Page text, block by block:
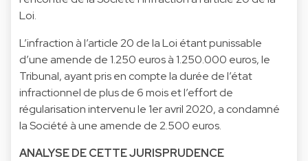
Loi.
L’infraction à l’article 20 de la Loi étant punissable
d’une amende de 1.250 euros à 1.250.000 euros, le
Tribunal, ayant pris en compte la durée de l’état
infractionnel de plus de 6 mois et l’effort de
régularisation intervenu le 1er avril 2020, a condamné
la Société à une amende de 2.500 euros.
ANALYSE DE CETTE JURISPRUDENCE